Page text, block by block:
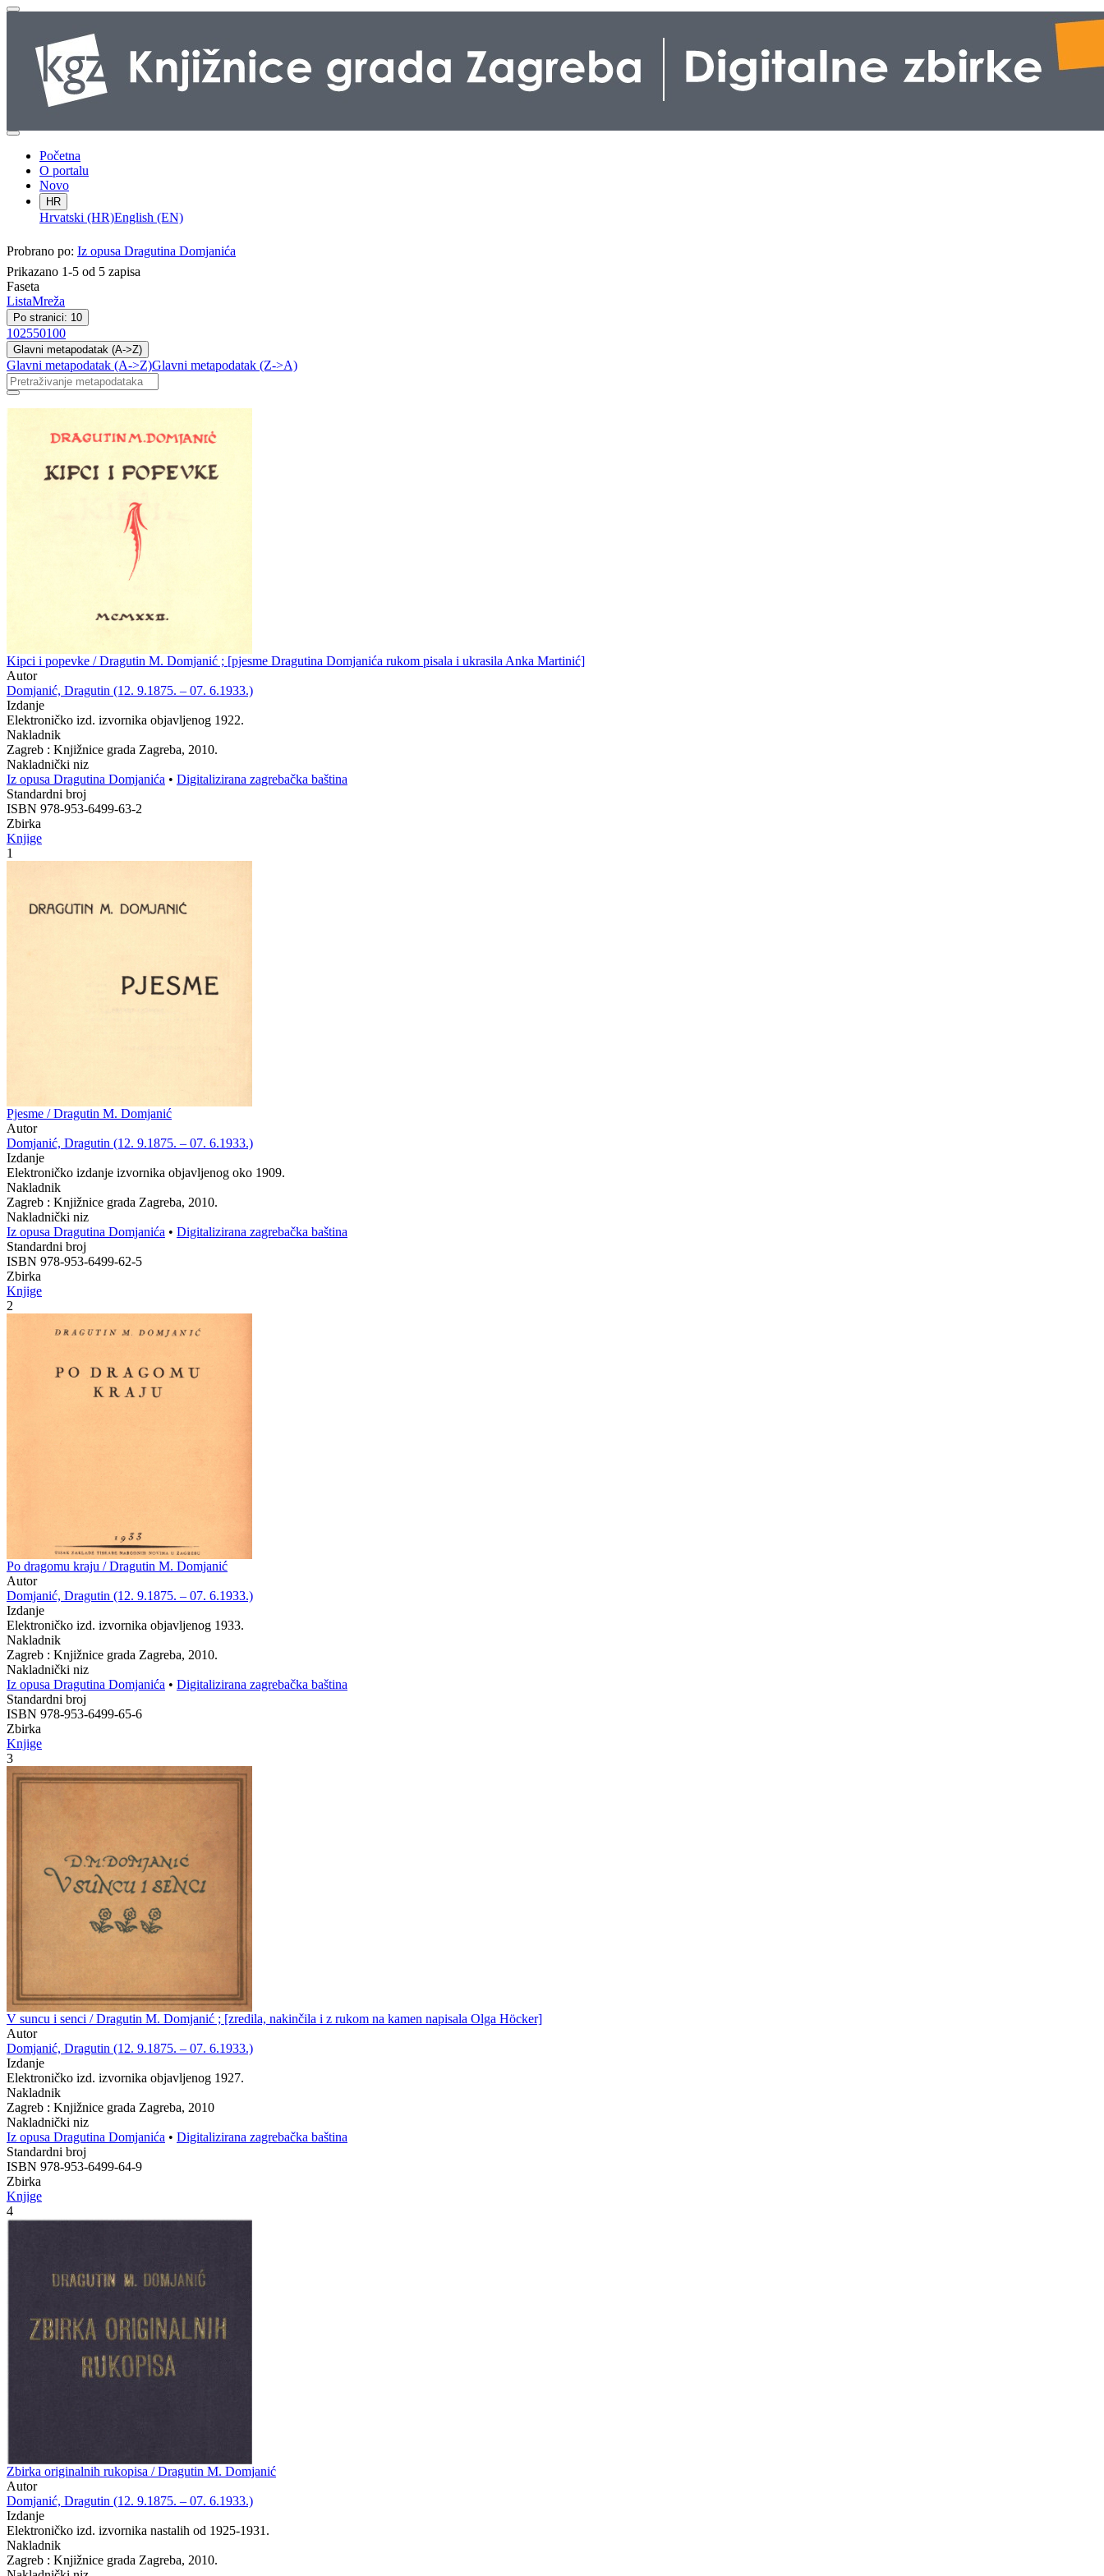
Početna
O portalu
Novo
HR
Hrvatski (HR)English (EN)
Probrano po: Iz opusa Dragutina Domjanića
Prikazano 1-5 od 5 zapisa
Faseta
ListaMreža
Po stranici: 10
102550100
Glavni metapodatak (A->Z)
Glavni metapodatak (A->Z)Glavni metapodatak (Z->A)
Kipci i popevke / Dragutin M. Domjanić ; [pjesme Dragutina Domjanića rukom pisala i ukrasila Anka Martinić]
Autor
Domjanić, Dragutin (12. 9.1875. – 07. 6.1933.)
Izdanje
Elektroničko izd. izvornika objavljenog 1922.
Nakladnik
Zagreb : Knjižnice grada Zagreba, 2010.
Nakladnički niz
Iz opusa Dragutina Domjanića • Digitalizirana zagrebačka baština
Standardni broj
ISBN 978-953-6499-63-2
Zbirka
Knjige
1
Pjesme / Dragutin M. Domjanić
Autor
Domjanić, Dragutin (12. 9.1875. – 07. 6.1933.)
Izdanje
Elektroničko izdanje izvornika objavljenog oko 1909.
Nakladnik
Zagreb : Knjižnice grada Zagreba, 2010.
Nakladnički niz
Iz opusa Dragutina Domjanića • Digitalizirana zagrebačka baština
Standardni broj
ISBN 978-953-6499-62-5
Zbirka
Knjige
2
Po dragomu kraju / Dragutin M. Domjanić
Autor
Domjanić, Dragutin (12. 9.1875. – 07. 6.1933.)
Izdanje
Elektroničko izd. izvornika objavljenog 1933.
Nakladnik
Zagreb : Knjižnice grada Zagreba, 2010.
Nakladnički niz
Iz opusa Dragutina Domjanića • Digitalizirana zagrebačka baština
Standardni broj
ISBN 978-953-6499-65-6
Zbirka
Knjige
3
V suncu i senci / Dragutin M. Domjanić ; [zredila, nakinčila i z rukom na kamen napisala Olga Höcker]
Autor
Domjanić, Dragutin (12. 9.1875. – 07. 6.1933.)
Izdanje
Elektroničko izd. izvornika objavljenog 1927.
Nakladnik
Zagreb : Knjižnice grada Zagreba, 2010
Nakladnički niz
Iz opusa Dragutina Domjanića • Digitalizirana zagrebačka baština
Standardni broj
ISBN 978-953-6499-64-9
Zbirka
Knjige
4
Zbirka originalnih rukopisa / Dragutin M. Domjanić
Autor
Domjanić, Dragutin (12. 9.1875. – 07. 6.1933.)
Izdanje
Elektroničko izd. izvornika nastalih od 1925-1931.
Nakladnik
Zagreb : Knjižnice grada Zagreba, 2010.